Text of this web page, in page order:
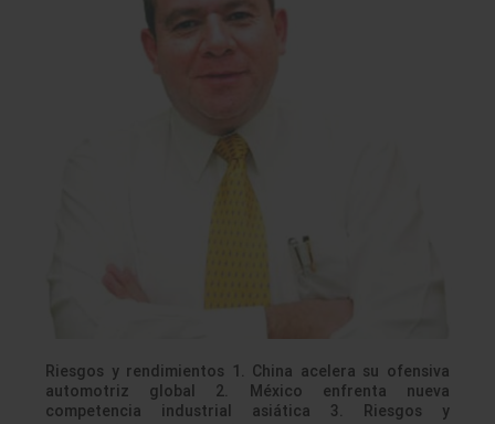
Riesgos y rendimientos 1. China acelera su ofensiva
automotriz global 2. México enfrenta nueva
competencia industrial asiática 3. Riesgos y